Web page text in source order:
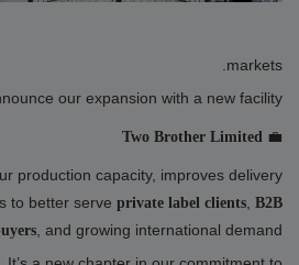
markets.
our expansion with a new facility:
💼
Two Brother Limited
production capacity, improves delivery
to better serve private label clients B2B
, and growing international demand.